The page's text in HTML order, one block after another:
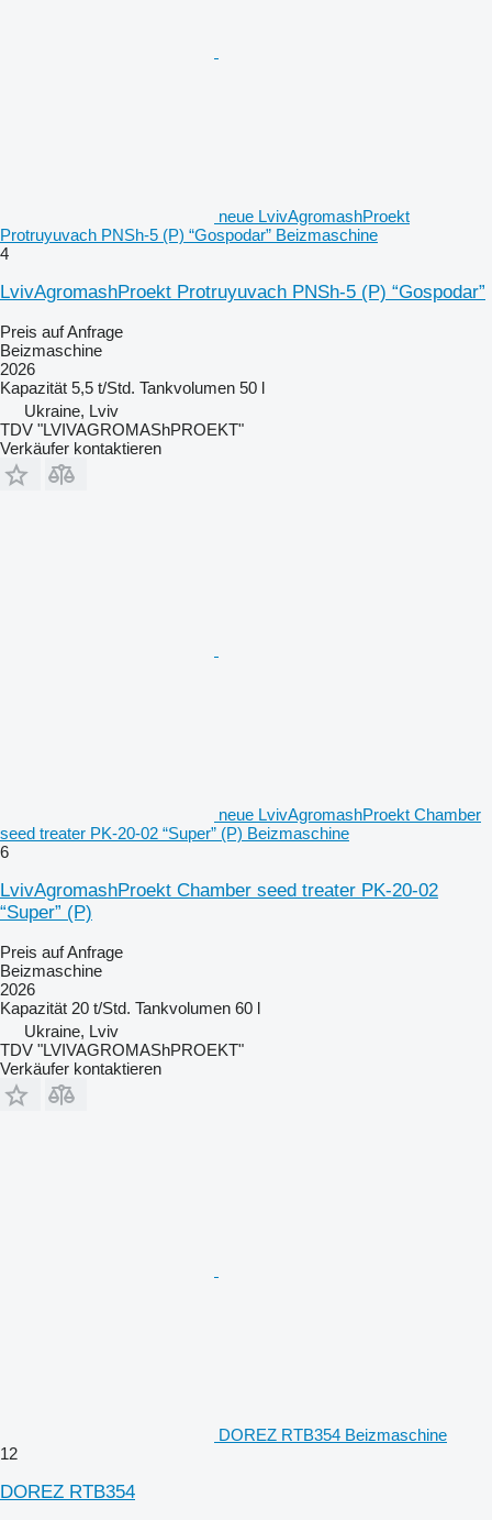
neue LvivAgromashProekt
Protruyuvach PNSh-5 (P) “Gospodar” Beizmaschine
4
LvivAgromashProekt Protruyuvach PNSh-5 (P) “Gospodar”
Preis auf Anfrage
Beizmaschine
2026
Kapazität 5,5 t/Std. Tankvolumen 50 l
Ukraine, Lviv
TDV "LVIVAGROMAShPROEKT"
Verkäufer kontaktieren
neue LvivAgromashProekt Chamber
seed treater PK-20-02 “Super” (P) Beizmaschine
6
LvivAgromashProekt Chamber seed treater PK-20-02
“Super” (P)
Preis auf Anfrage
Beizmaschine
2026
Kapazität 20 t/Std. Tankvolumen 60 l
Ukraine, Lviv
TDV "LVIVAGROMAShPROEKT"
Verkäufer kontaktieren
DOREZ RTB354 Beizmaschine
12
DOREZ RTB354